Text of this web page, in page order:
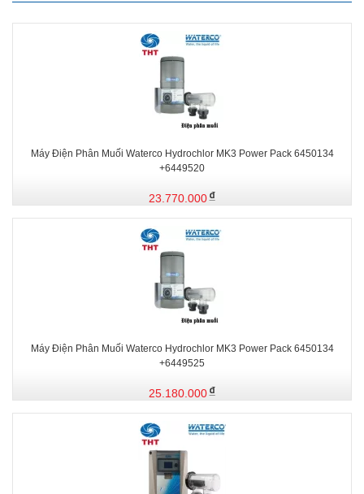
Máy Điện Phân Muối Waterco Hydrochlor MK3 Power Pack 6450134
+6449520
23.770.000
Máy Điện Phân Muối Waterco Hydrochlor MK3 Power Pack 6450134
+6449525
25.180.000